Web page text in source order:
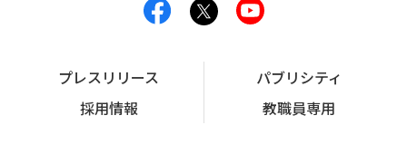
プレスリリース
パブリシティ
採用情報
教職員専用